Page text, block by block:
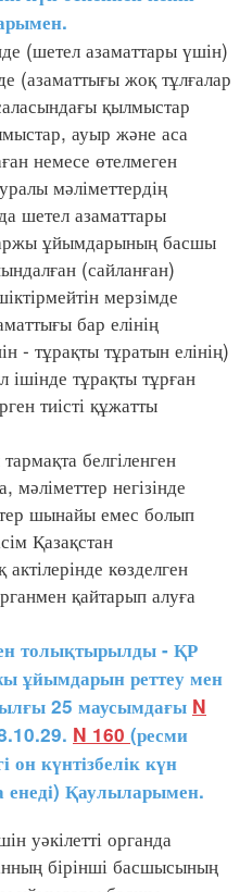
(шетел азаматтары үшін)
(азаматтығы жоқ тұлғалар
қылмыстар
ауыр және аса
немесе өтелмеген
мәліметтердің
шетел азаматтары
ұйымдарының басшы
(сайланған)
мерзімде
бар елінің
- тұрақты тұратын елінің)
тұрақты тұрған
тиісті құжатты
белгіленген
негізінде
шынайы емес болып
Қазақстан
көзделген
қайтарып алуға
толықтырылды - ҚР
ұйымдарын реттеу мен
25 маусымдағы N
N 160 (ресми
он күнтізбелік күн
енеді) Қаулыларымен.
уәкілетті органда
бірінші басшысының